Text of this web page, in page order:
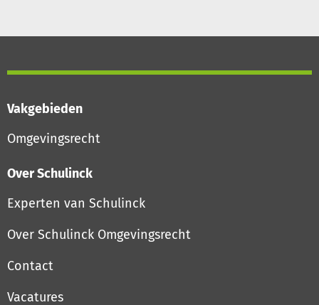
Vakgebieden
Omgevingsrecht
Over Schulinck
Experten van Schulinck
Over Schulinck Omgevingsrecht
Contact
Vacatures